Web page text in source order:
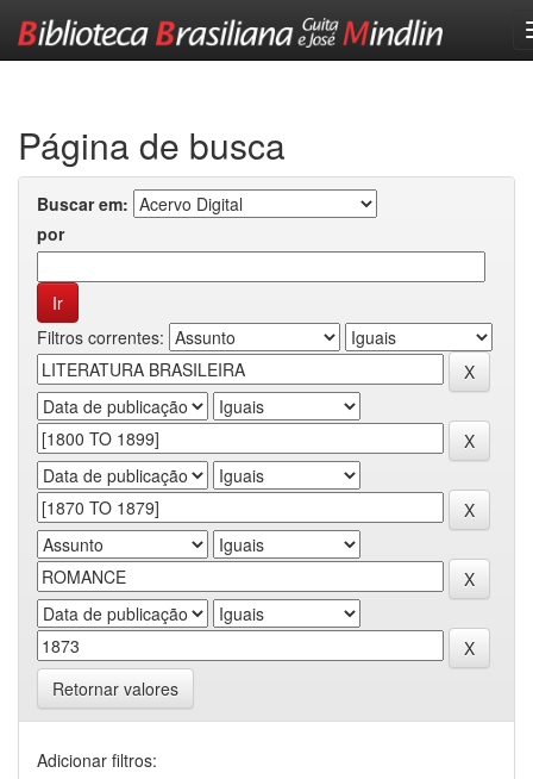
Página de busca
Buscar em:
por
Filtros correntes:
Retornar valores
Adicionar filtros: